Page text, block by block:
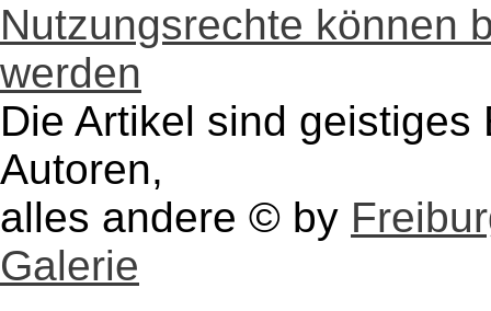
Nutzungsrechte können
werden
Die Artikel sind
Autoren,
alles andere © by
Galerie